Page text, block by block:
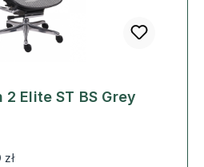
Elite ST BS Grey